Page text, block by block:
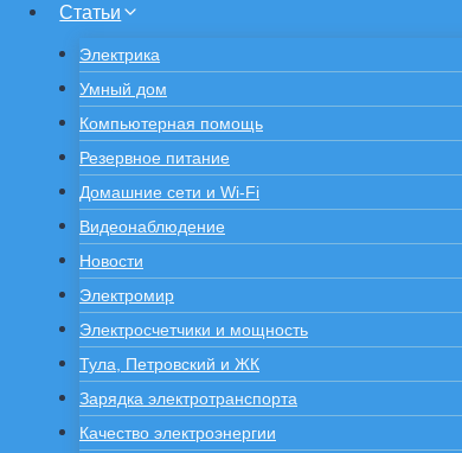
Статьи
Электрика
Умный дом
Компьютерная помощь
Резервное питание
Домашние сети и Wi-Fi
Видеонаблюдение
Новости
Электромир
Электросчетчики и мощность
Тула, Петровский и ЖК
Зарядка электротранспорта
Качество электроэнергии